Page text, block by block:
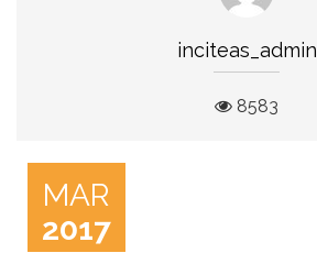
inciteas_admin
8583
MAR
2017